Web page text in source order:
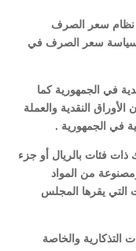
نظام سعر الصرف
سياسة سعر الصرف في
في الجمهورية كما
النقدية والعملة
في الجمهورية .
ذات فئات بالريال أو جزء
القانون ومصنوعة من المواد
التي يقرها المجلس
التذكارية والخاصة